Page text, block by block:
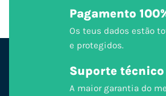
Pagamento
Os teus dados estão
e protegidos.
Suporte técnico
A maior garantia do